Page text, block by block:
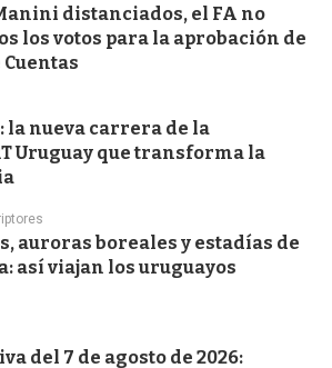
distanciados, el FA no
los votos para la aprobación de
nueva carrera de la
Uruguay que transforma la
auroras boreales y estadías de
así viajan los uruguayos
del 7 de agosto de 2026: